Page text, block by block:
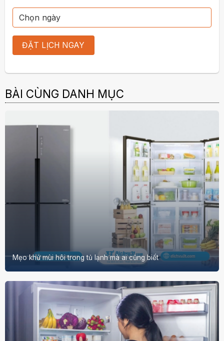
BÀI CÙNG DANH MỤC
Mẹo khử mùi hôi trong tủ lạnh mà ai cũng biết